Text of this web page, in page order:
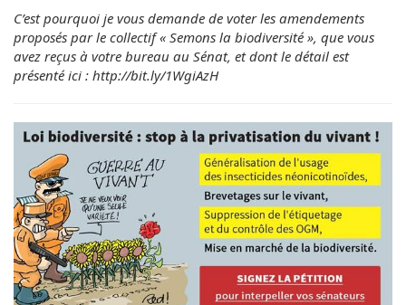
C’est pourquoi je vous demande de voter les amendements
proposés par le collectif « Semons la biodiversité », que vous
avez reçus à votre bureau au Sénat, et dont le détail est
présenté ici : http://bit.ly/1WgiAzH